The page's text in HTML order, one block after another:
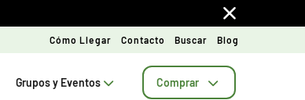
Cómo Llegar Contacto Buscar Blog
Grupos y Eventos Comprar